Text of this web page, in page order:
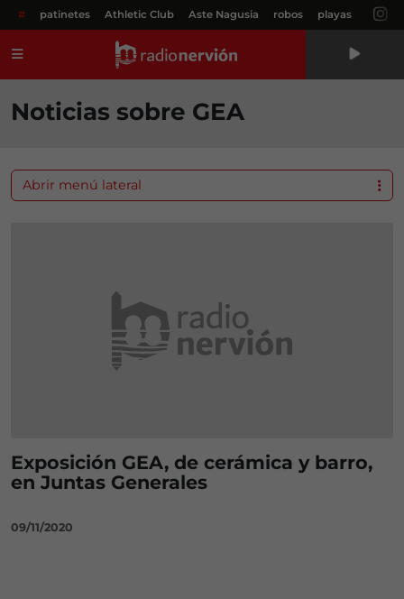
# patinetes Athletic Club Aste Nagusia robos playas
Noticias sobre GEA
Exposición GEA, de cerámica y barro,
en Juntas Generales
09/11/2020
Abrir menú lateral